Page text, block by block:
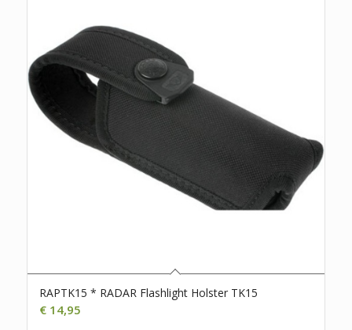
RAPTK15 * RADAR Flashlight Holster TK15
€14,95